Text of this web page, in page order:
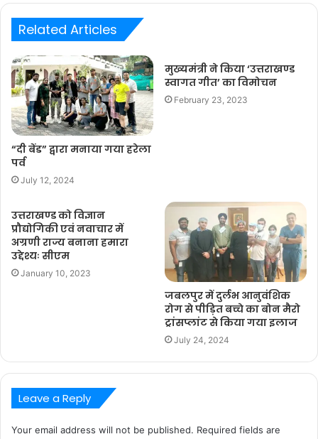
Related Articles
“दी बेंड” द्वारा मनाया गया हरेला
पर्व
July 12, 2024
मुख्यमंत्री ने किया ‘उत्तराखण्ड
स्वागत गीत’ का विमोचन
February 23, 2023
उत्तराखण्ड को विज्ञान
प्रौद्योगिकी एवं नवाचार में
अग्रणी राज्य बनाना हमारा
उद्देश्यः सीएम
January 10, 2023
जबलपुर में दुर्लभ आनुवंशिक
रोग से पीड़ित बच्चे का बोन मैरो
ट्रांसप्लांट से किया गया इलाज
July 24, 2024
Leave a Reply
Your email address will not be published. Required fields are